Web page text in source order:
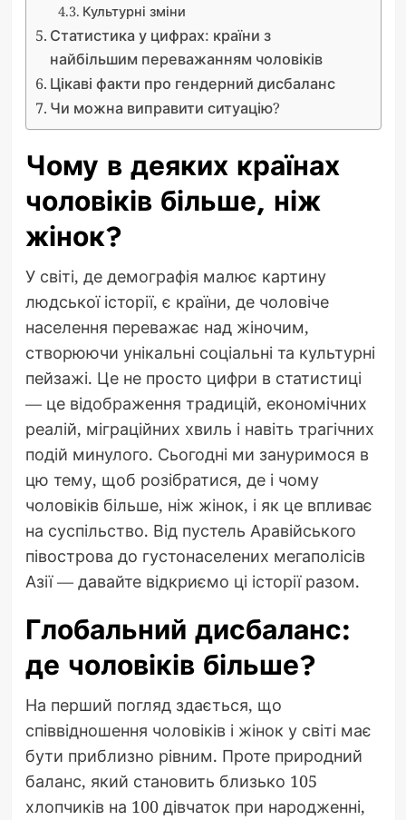
Культурні зміни
Статистика у цифрах: країни з
найбільшим переважанням чоловіків
Цікаві факти про гендерний дисбаланс
Чи можна виправити ситуацію?
Чому в деяких країнах
чоловіків більше, ніж
жінок?
У світі, де демографія малює картину
людської історії, є країни, де чоловіче
населення переважає над жіночим,
створюючи унікальні соціальні та культурні
пейзажі. Це не просто цифри в статистиці
— це відображення традицій, економічних
реалій, міграційних хвиль і навіть трагічних
подій минулого. Сьогодні ми зануримося в
цю тему, щоб розібратися, де і чому
чоловіків більше, ніж жінок, і як це впливає
на суспільство. Від пустель Аравійського
півострова до густонаселених мегаполісів
Азії — давайте відкриємо ці історії разом.
Глобальний дисбаланс:
де чоловіків більше?
На перший погляд здається, що
співвідношення чоловіків і жінок у світі має
бути приблизно рівним. Проте природний
баланс, який становить близько 105
хлопчиків на 100 дівчаток при народженні,